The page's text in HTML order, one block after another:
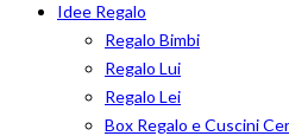
Idee Regalo
Regalo Bimbi
Regalo Lui
Regalo Lei
Box Regalo e Cuscini